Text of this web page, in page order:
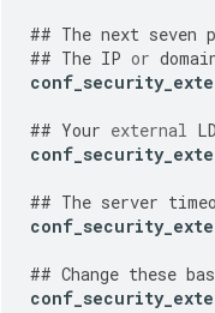
## The next seven
## The IP or
## Your external
## The server
## Change these